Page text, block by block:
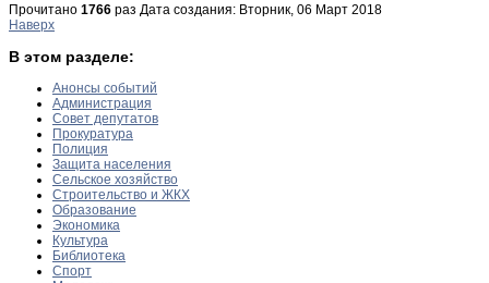
Прочитано 1766 раз Дата создания: Вторник, 06 Март 2018
Наверх
В этом разделе:
Анонсы событий
Администрация
Совет депутатов
Прокуратура
Полиция
Защита населения
Сельское хозяйство
Строительство и ЖКХ
Образование
Экономика
Культура
Библиотека
Спорт